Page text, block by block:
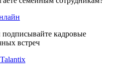
подписывайте кадровые
встреч